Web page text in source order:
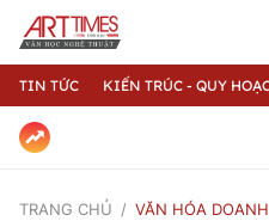
TIN TỨC KIẾN TRÚC - QUY
TRANG CHỦ VĂN HÓA